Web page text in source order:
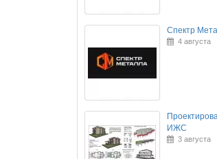
Спектр
4 августа
ИЖС
3 августа